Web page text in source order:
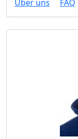
Über uns
FAQ